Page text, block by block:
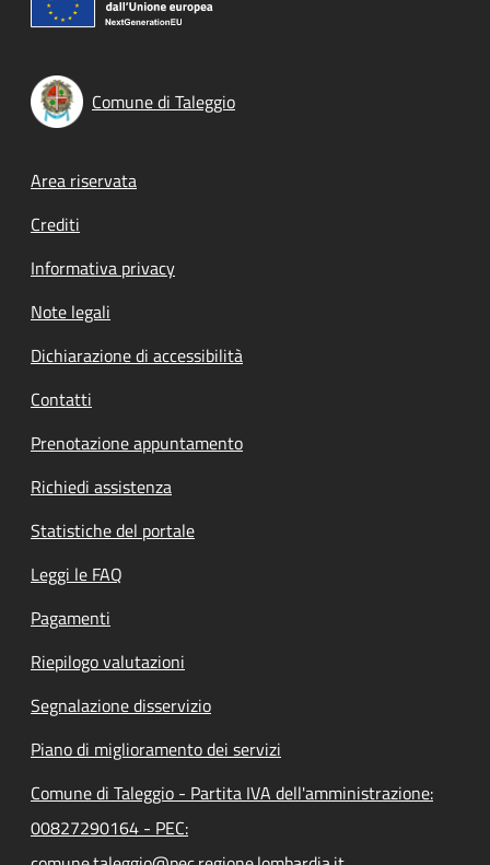
Comune di Taleggio
Footer menu
Area riservata
Crediti
Informativa privacy
Note legali
Dichiarazione di accessibilità
Contatti
Prenotazione appuntamento
Richiedi assistenza
Statistiche del portale
Leggi le FAQ
Pagamenti
Riepilogo valutazioni
Segnalazione disservizio
Piano di miglioramento dei servizi
Comune di Taleggio - Partita IVA dell'amministrazione:
00827290164 - PEC: